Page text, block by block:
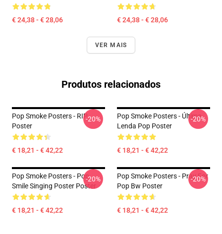
€ 24,38 - € 28,06 € 24,38 - € 28,06
VER MAIS
Produtos relacionados
Pop Smoke Posters - RIP
Poster
€ 18,21 - € 42,22
-20%
Pop Smoke Posters - Última
Lenda Pop Poster
€ 18,21 - € 42,22
-20%
Pop Smoke Posters - Pop
Smile Singing Poster Poster
€ 18,21 - € 42,22
-20%
Pop Smoke Posters - Pray For
Pop Bw Poster
€ 18,21 - € 42,22
-20%